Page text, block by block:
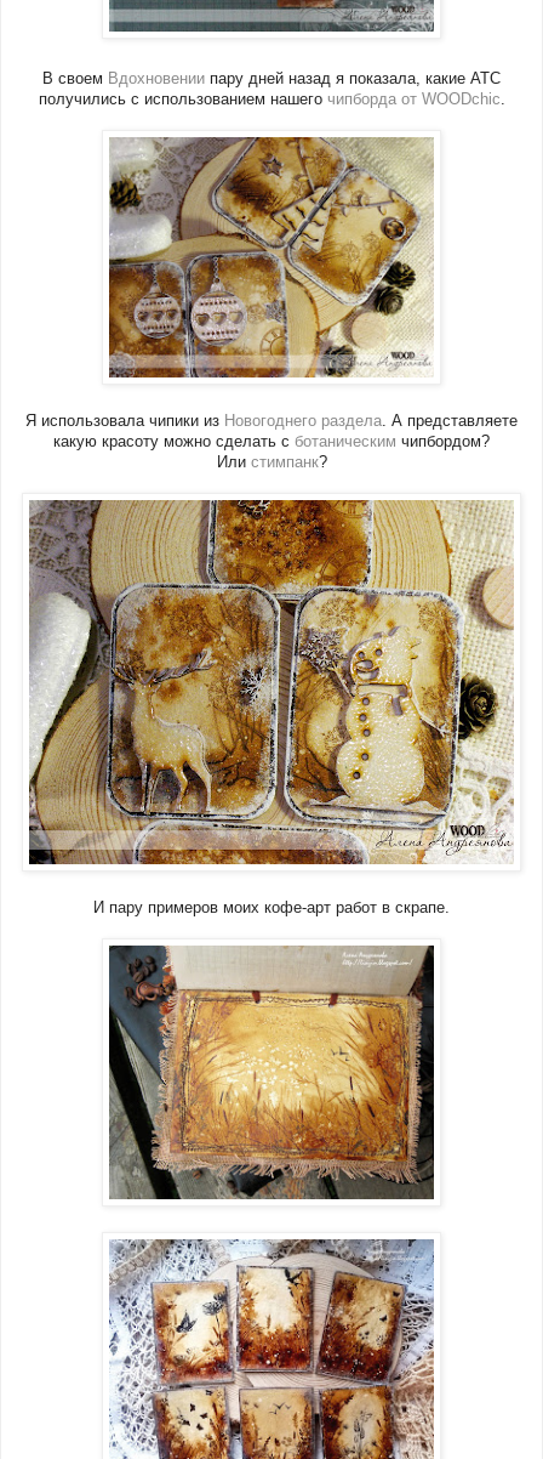
В своем Вдохновении пару дней назад я показала, какие АТС
получились с использованием нашего чипборда от WOODchic
Я использовала чипики из Новогоднего раздела . А представляете
какую красоту можно сделать с ботаническим чипбордом?
Или стимпанк?
И пару примеров моих кофе-арт работ в скрапе.